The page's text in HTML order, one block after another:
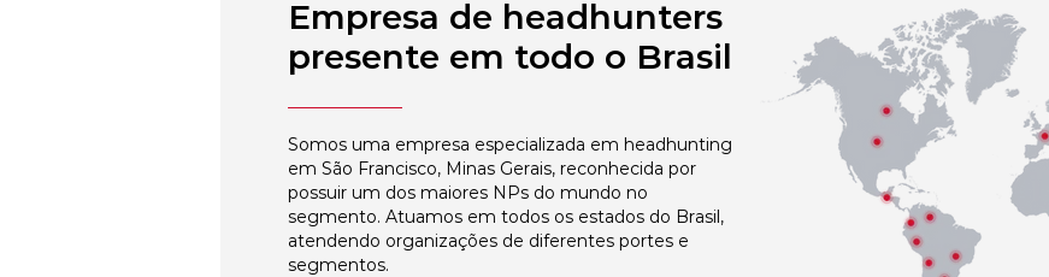
Empresa de headhunters
presente em todo o Brasil
Somos uma empresa especializada em headhunting
em São Francisco, Minas Gerais, reconhecida por
possuir um dos maiores NPs do mundo no
segmento. Atuamos em todos os estados do Brasil,
atendendo organizações de diferentes portes e
segmentos.